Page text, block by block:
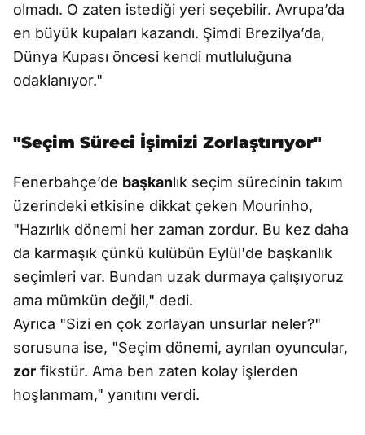
olmadı. O zaten istediği yeri seçebilir. Avrupa’da
en büyük kupaları kazandı. Şimdi Brezilya’da,
Dünya Kupası öncesi kendi mutluluğuna
odaklanıyor."
"Seçim Süreci İşimizi Zorlaştırıyor"
Fenerbahçe’de başkanlık seçim sürecinin takım
üzerindeki etkisine dikkat çeken Mourinho,
"Hazırlık dönemi her zaman zordur. Bu kez daha
da karmaşık çünkü kulübün Eylül'de başkanlık
seçimleri var. Bundan uzak durmaya çalışıyoruz
ama mümkün değil," dedi.
Ayrıca "Sizi en çok zorlayan unsurlar neler?"
sorusuna ise, "Seçim dönemi, ayrılan oyuncular,
zor fikstür. Ama ben zaten kolay işlerden
hoşlanmam," yanıtını verdi.